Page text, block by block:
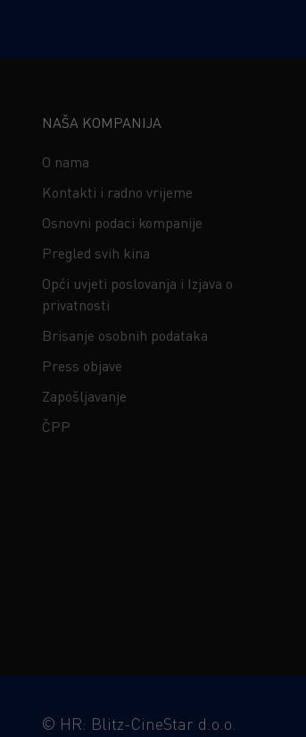
NAŠA KOMPANIJA
O nama
Kontakti i radno vrijeme
Osnovni podaci kompanije
Pregled svih kina
Opći uvjeti poslovanja i Izjava o
privatnosti
Brisanje osobnih podataka
Press objave
Zapošljavanje
ČPP
© HR: Blitz-CineStar d.o.o.